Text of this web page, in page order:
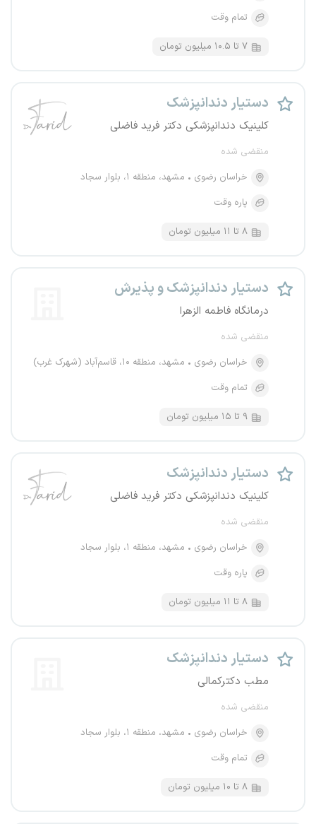
تمام وقت
۷ تا ۱۰.۵ میلیون تومان
دستیار دندانپزشک
کلینیک دندانپزشکی دکتر فرید فاضلی
منقضی شده
خراسان رضوی
مشهد، منطقه ۱، بلوار سجاد
پاره وقت
۸ تا ۱۱ میلیون تومان
دستیار دندانپزشک و پذیرش
درمانگاه فاطمه الزهرا
منقضی شده
خراسان رضوی
مشهد، منطقه ۱۰، قاسم‌آباد (شهرک غرب)
تمام وقت
۹ تا ۱۵ میلیون تومان
دستیار دندانپزشک
کلینیک دندانپزشکی دکتر فرید فاضلی
منقضی شده
خراسان رضوی
مشهد، منطقه ۱، بلوار سجاد
پاره وقت
۸ تا ۱۱ میلیون تومان
دستیار دندانپزشک
مطب دکترکمالی
منقضی شده
خراسان رضوی
مشهد، منطقه ۱، بلوار سجاد
تمام وقت
۸ تا ۱۰ میلیون تومان